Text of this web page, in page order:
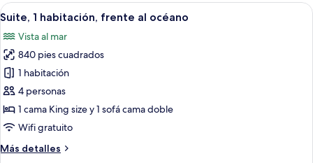
las
habitaciones
Abrir
todas
las
fotos
de
Suite,
1
habitación,
frente
al
Un balcón con pared de piedra, una
4
Suite, 1 habitación, frente al océano
Vista al mar
840 pies cuadrados
1 habitación
4 personas
1 cama King size y 1 sofá cama doble
Wifi gratuito
Más detalles
Más